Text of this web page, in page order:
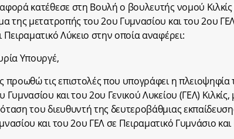
κατέθεσε στη Βουλή ο βουλευτής νομού Κιλκίς
της μετατροπής του 2ου Γυμνασίου και του 2ου
Πειραματικό Λύκειο στην οποία αναφέρει:
Υπουργέ,
προωθώ τις επιστολές που υπογράφει η
Γυμνασίου και του 2ου Γενικού Λυκείου (ΓΕΛ) Κιλκίς,
του διευθυντή της δευτεροβάθμιας
και του 2ου ΓΕΛ σε Πειραματικό Γυμνάσιο και